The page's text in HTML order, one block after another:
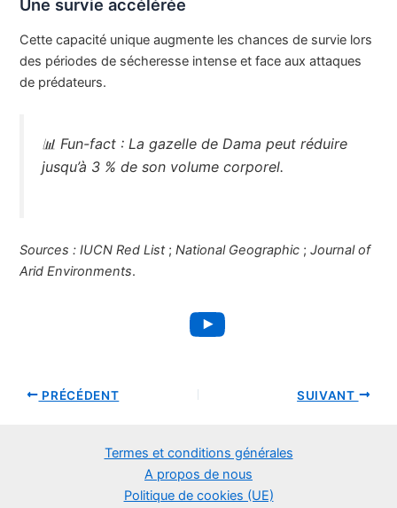
Une survie accélérée
Cette capacité unique augmente les chances de survie lors
des périodes de sécheresse intense et face aux attaques
de prédateurs.
📊 Fun-fact : La gazelle de Dama peut réduire
jusqu’à 3 % de son volume corporel.
Sources : IUCN Red List;National Geographic ;Journal of
Arid Environments.
YouTube
PRÉCÉDENT SUIVANT
Termes et conditions générales
A propos de nous
Politique de cookies (UE)